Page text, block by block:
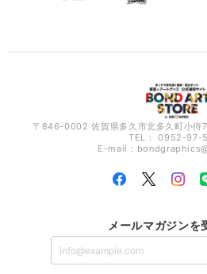
〒846-0002 佐賀県多久市北多久町小
TEL： 0952-97-
E-mail：
メールマガジンを